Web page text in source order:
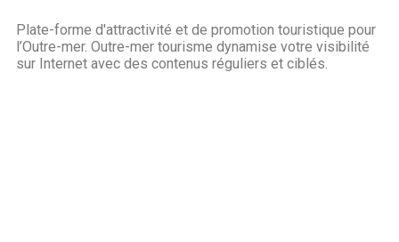
Plate-forme d'attractivité et de promotion touristique pour
l’Outre-mer. Outre-mer tourisme dynamise votre visibilité
sur Internet avec des contenus réguliers et ciblés.